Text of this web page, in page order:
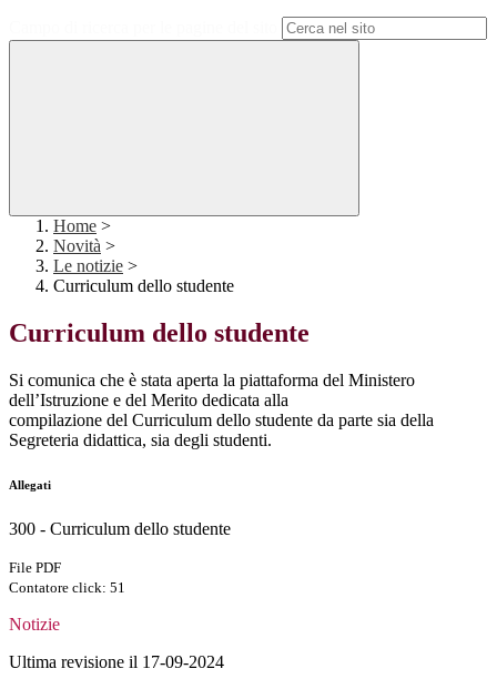
Home >
Novità >
Le notizie >
Curriculum dello studente
Curriculum dello studente
Si comunica che è stata aperta la piattaforma del Ministero
dell’Istruzione e del Merito dedicata alla
compilazione del Curriculum dello studente da parte sia della
Segreteria didattica, sia degli studenti.
Allegati
300 - Curriculum dello studente
File PDF
Contatore click: 51
Notizie
Ultima revisione il 17-09-2024